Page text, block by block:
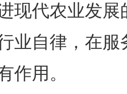
现代农业发
业自律，在
作用。